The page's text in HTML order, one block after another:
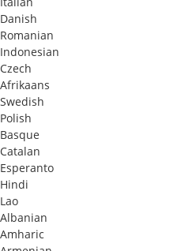
Danish
Romanian
Indonesian
Czech
Afrikaans
Swedish
Polish
Basque
Catalan
Esperanto
Hindi
Lao
Albanian
Amharic